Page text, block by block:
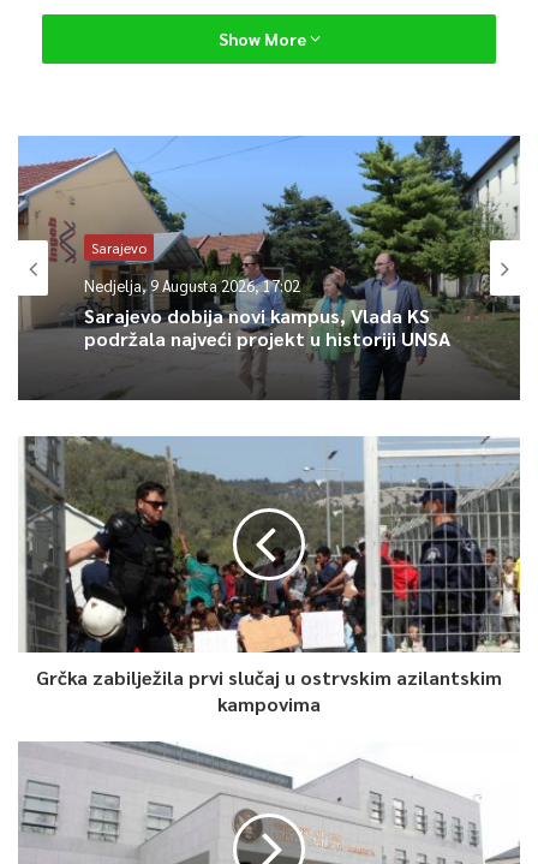
Opasnost od koronavirusa navela je neke tenisere da odustanu
od nastupa. Među njima su Španjolac Rafael Nadal i Australka
Article Rating
Show More
Sarajevo
Nedjelja, 9 Augusta 2026, 17:02
Sarajevo dobija novi kampus, Vlada KS
podržala najveći projekt u historiji UNSA
Grčka zabilježila prvi slučaj u ostrvskim azilantskim
kampovima